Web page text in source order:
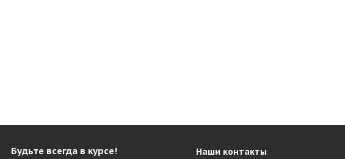
Будьте всегда в курсе! Наши контакты